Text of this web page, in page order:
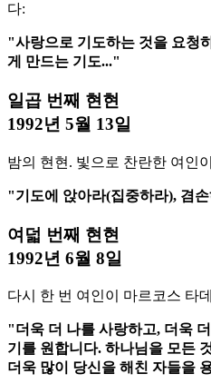
다:
"사랑으로 기도하는 것을 요청
게 만드는 기도..."
일곱 번째 현현
1992년 5월 13일
밤의 현현. 빛으로 찬란한 여인
"기도에 앉아라(집중하라), 겸
여덟 번째 현현
1992년 6월 8일
다시 한 번 여인이 마르코스 타
"더욱 더 나를 사랑하고, 더욱
기를 원합니다. 하나님을 모든
더욱 많이 당신을 해친 자들을